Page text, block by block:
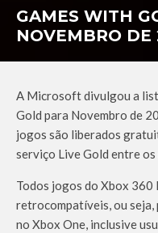
GAMES WITH
NOVEMBRO DE
A Microsoft divulgou a
Gold para Novembro de
jogos são liberados
serviço Live Gold entre
Todos jogos do Xbox 360
retrocompatíveis, ou seja,
no Xbox One, inclusive